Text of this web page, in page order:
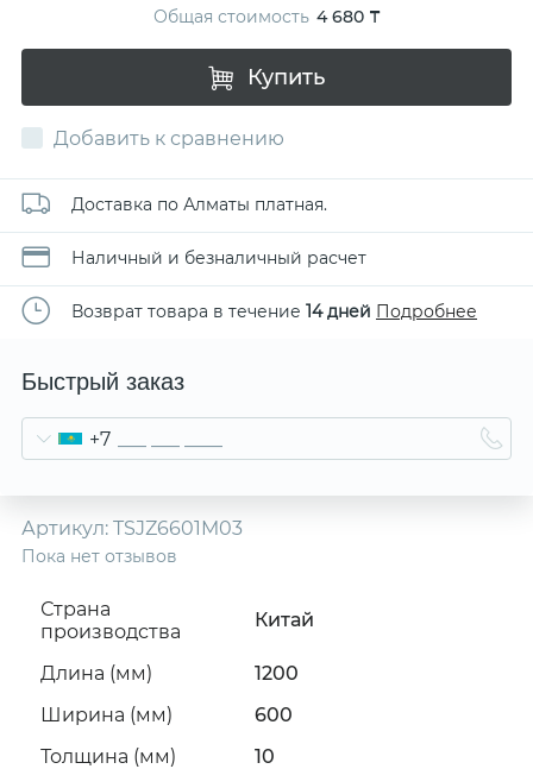
Общая стоимость 4 680 ₸
Купить
Добавить к сравнению
Доставка по Алматы платная.
Наличный и безналичный расчет
Возврат товара в течение 14 дней Подробнее
Быстрый заказ
+7
Артикул: TSJZ6601M03
Пока нет отзывов
Страна
производства
Китай
Длина (мм)
1200
Ширина (мм)
600
Толщина (мм)
10